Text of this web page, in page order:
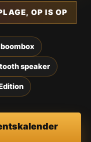
OP IS OP
speaker